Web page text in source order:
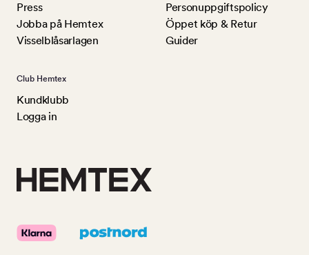
Press
Jobba på Hemtex
Visselblåsarlagen
Personuppgiftspolicy
Öppet köp & Retur
Guider
Club Hemtex
Kundklubb
Logga in